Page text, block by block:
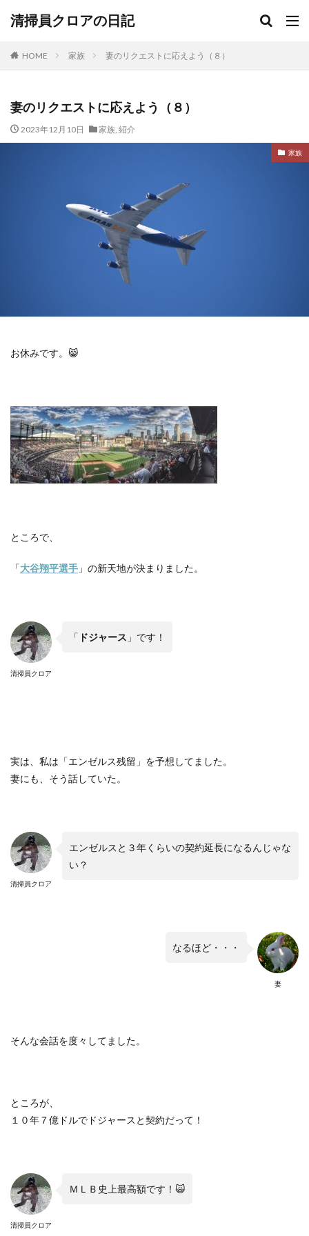
清掃員クロアの日記
HOME 家族 妻のリクエストに応えよう（８）
妻のリクエストに応えよう（８）
2023年12月10日 家族, 紹介
家族
お休みです。😸
ところで、
「大谷翔平選手 」の新天地が決まりました。
清掃員クロア
「 ドジャース 」です！
実は、私は「エンゼルス残留」を予想してました。
妻にも、そう話していた。
清掃員クロア
エンゼルスと３年くらいの契約延長になるんじゃな
い？
妻
なるほど・・・
そんな会話を度々してました。
ところが、
１０年７億ドルでドジャースと契約だって！
清掃員クロア
ＭＬＢ史上最高額です！🙀